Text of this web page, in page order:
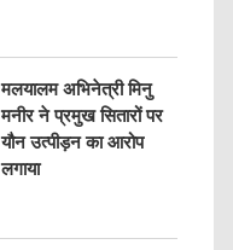
मलयालम अभिनेत्री मिनु
मनीर ने प्रमुख सितारों पर
यौन उत्पीड़न का आरोप
लगाया